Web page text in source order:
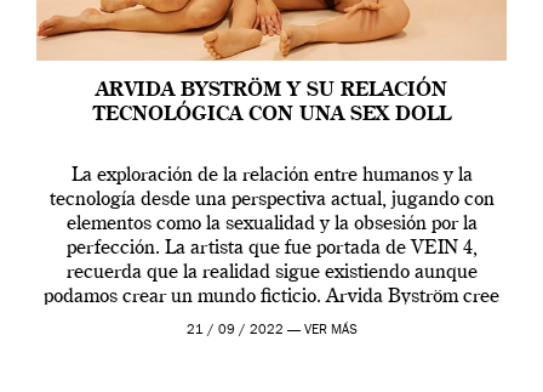
ARVIDA BYSTRÖM Y SU RELACIÓN
TECNOLÓGICA CON UNA SEX DOLL
La exploración de la relación entre humanos y la
tecnología desde una perspectiva actual, jugando con
elementos como la sexualidad y la obsesión por la
perfección. La artista que fue portada de VEIN 4,
recuerda que la realidad sigue existiendo aunque
podamos crear un mundo ficticio. Arvida Byström cree
que los humanos tienen un complejo […]
21 / 09 / 2022 — VER MÁS